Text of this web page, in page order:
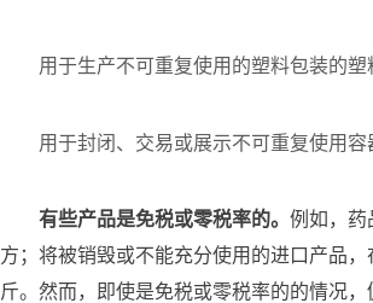
用于生产不可重复使用的塑料包装的塑
用于封闭、交易或展示不可重复使用容
有些产品是免税或零税率的。 例如，药
方；将被销毁或不能充分使用的进口产品
斤。然而，即使是免税或零税率的的情况，